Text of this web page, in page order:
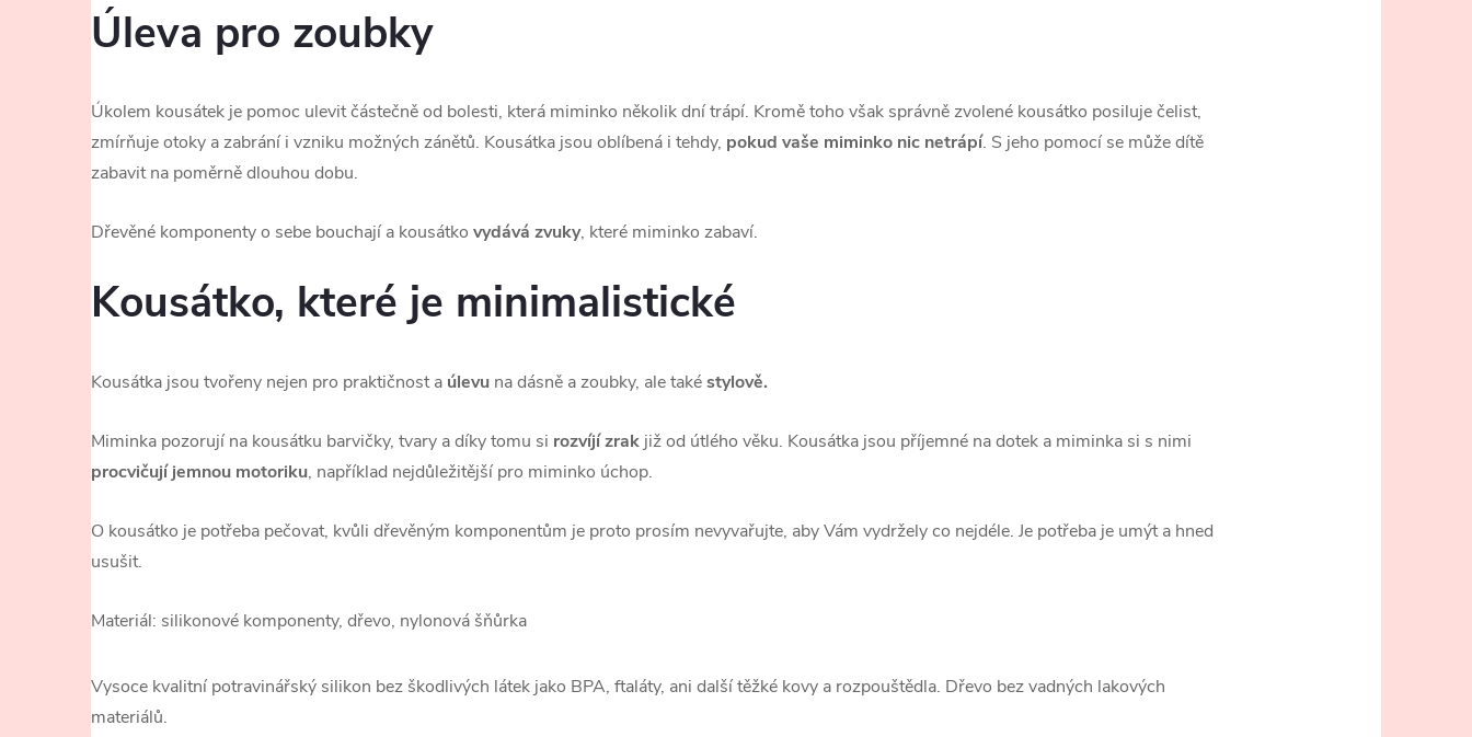
Úleva pro zoubky
Úkolem kousátek je pomoc ulevit částečně od bolesti, která miminko několik dní trápí. Kromě toho však správně zvolené kousátko posiluje čelist,
zmírňuje otoky a zabrání i vzniku možných zánětů. Kousátka jsou oblíbená i tehdy, pokud vaše miminko nic netrápí. S jeho pomocí se může dítě
zabavit na poměrně dlouhou dobu.
Dřevěné komponenty o sebe bouchají a kousátko vydává zvuky, které miminko zabaví.
Kousátko, které je minimalistické
Kousátka jsou tvořeny nejen pro praktičnost a úlevu na dásně a zoubky, ale takéstylově.
Miminka pozorují na kousátku barvičky, tvary a díky tomu si rozvíjí zrak již od útlého věku. Kousátka jsou příjemné na dotek a miminka si s nimi
procvičují jemnou motoriku, například nejdůležitější pro miminko úchop.
O kousátko je potřeba pečovat, kvůli dřevěným komponentům je proto prosím nevyvařujte, aby Vám vydržely co nejdéle. Je potřeba je umýt a hned
usušit.
Materiál: silikonové komponenty, dřevo, nylonová šňůrka
Vysoce kvalitní potravinářský silikon bez škodlivých látek jako BPA, ftaláty, ani další těžké kovy a rozpouštědla. Dřevo bez vadných lakových
materiálů.